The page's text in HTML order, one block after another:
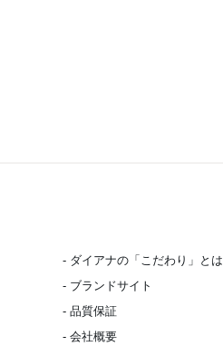
- ダイアナの「こだわり」とは
- ブランドサイト
- 品質保証
- 会社概要